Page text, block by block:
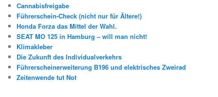
Cannabisfreigabe
Führerschein-Check (nicht nur für Ältere!)
Honda Forza das Mittel der Wahl.
SEAT MO 125 in Hamburg – will man nicht!
Klimakleber
Die Zukunft des Individualverkehrs
Führerscheinerweiterung B196 und elektrisches Zweirad
Zeitenwende tut Not